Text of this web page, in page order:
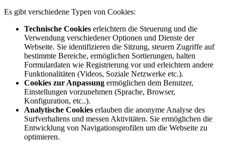
Es gibt verschiedene Typen von Cookies:
Technische Cookies erleichtern die Steuerung und die
Verwendung verschiedener Optionen und Dienste der
Webseite. Sie identifizieren die Sitzung, steuern Zugriffe auf
bestimmte Bereiche, ermöglichen Sortierungen, halten
Formulardaten wie Registrierung vor und erleichtern andere
Funktionalitäten (Videos, Soziale Netzwerke etc.).
Cookies zur Anpassung ermöglichen dem Benutzer,
Einstellungen vorzunehmen (Sprache, Browser,
Konfiguration, etc..).
Analytische Cookies erlauben die anonyme Analyse des
Surfverhaltens und messen Aktivitäten. Sie ermöglichen die
Entwicklung von Navigationsprofilen um die Webseite zu
optimieren.